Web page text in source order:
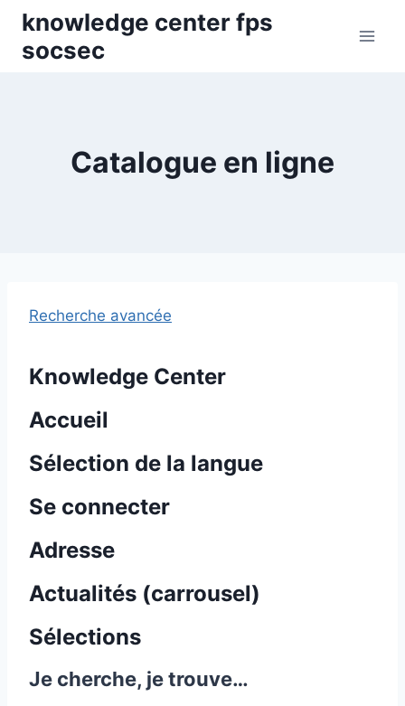
Skip
content
knowledge center fps
socsec
Catalogue en ligne
Recherche avancée
Knowledge Center
Accueil
Sélection de la langue
Se connecter
Adresse
Actualités (carrousel)
Sélections
Je cherche, je trouve…